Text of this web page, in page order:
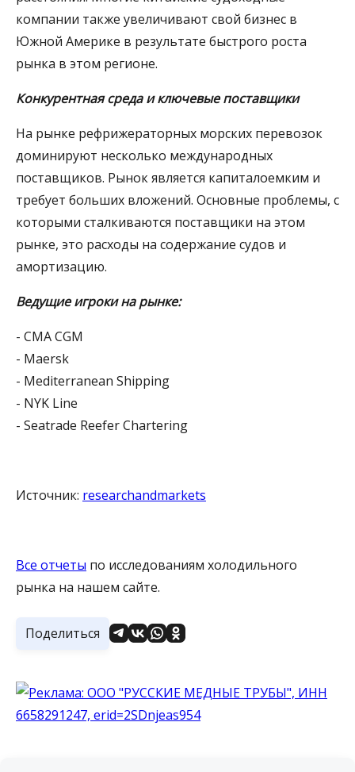
компании также увеличивают свой бизнес в
Южной Америке в результате быстрого роста
рынка в этом регионе.
Конкурентная среда и ключевые поставщики
На рынке рефрижераторных морских перевозок
доминируют несколько международных
поставщиков. Рынок является капиталоемким и
требует больших вложений. Основные проблемы, с
которыми сталкиваются поставщики на этом
рынке, это расходы на содержание судов и
амортизацию.
Ведущие игроки на рынке:
- CMA CGM
- Maersk
- Mediterranean Shipping
- NYK Line
- Seatrade Reefer Chartering
Источник: researchandmarkets
Все отчеты по исследованиям холодильного
рынка на нашем сайте.
Поделиться